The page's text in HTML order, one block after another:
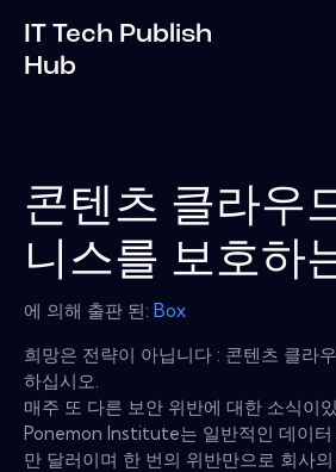
IT Tech Publish
Hub
콘텐츠 클라우
니스를 보호하
에 의해 출판 된: Box
희망은 전략이 아닙니다 : 콘텐츠 클라
하십시오.
매주 또 다른 보안 위반에 대한 소식이
Ponemon Institute는 일반적인 데이터
만 달러이며 한 번의 위반만으로 회사